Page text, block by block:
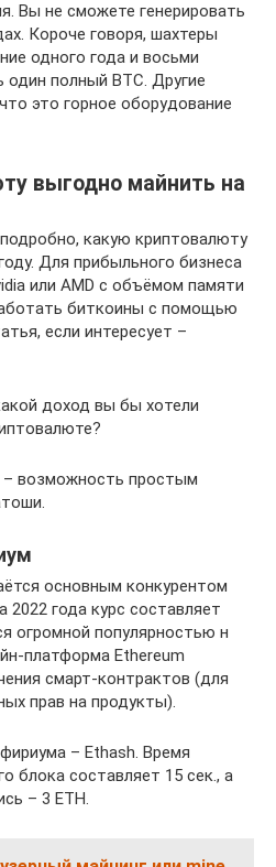
Вы не сможете генерировать
Короче говоря, шахтеры
одного года и восьми
полный BTC. Другие
это горное оборудование
выгодно майнить на
какую криптовалюту
Для прибыльного бизнеса
или AMD с объёмом памяти
биткоины с помощью
если интересует –
доход вы бы хотели
возможность простым
основным конкурентом
2022 года курс составляет
огромной популярностью н
платформа Ethereum
смарт-контрактов (для
прав на продукты).
– Ethash. Время
блока составляет 15 сек., а
– 3 ETH.